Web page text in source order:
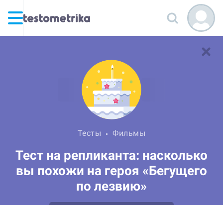
Тесты Фильмы
Тест на репликанта: насколько
вы похожи на героя «Бегущего
по лезвию»